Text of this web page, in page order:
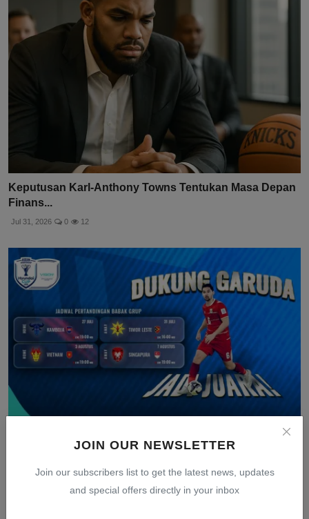
JOIN OUR NEWSLETTER
Join our subscribers list to get the latest news, updates
and special offers directly in your inbox
Keputusan Karl-Anthony Towns Tentukan Masa Depan
Finans...
Jul 31, 2026 0 12
Link Live Streaming VISION+ Timnas Indonesia vs
Jul 31, 2026 0 6